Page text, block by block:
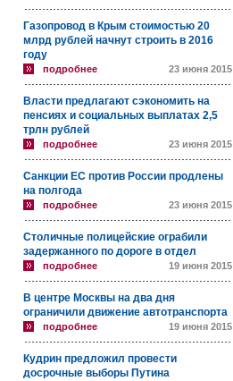
Газопровод в Крым стоимостью 20
млрд рублей начнут строить в 2016
году
подробнее 23 июня 2015
Власти предлагают сэкономить на
пенсиях и социальных выплатах 2,5
трлн рублей
подробнее 23 июня 2015
Санкции ЕС против России продлены
на полгода
подробнее 23 июня 2015
Столичные полицейские ограбили
задержанного по дороге в отдел
подробнее 19 июня 2015
В центре Москвы на два дня
ограничили движение автотранспорта
подробнее 19 июня 2015
Кудрин предложил провести
досрочные выборы Путина